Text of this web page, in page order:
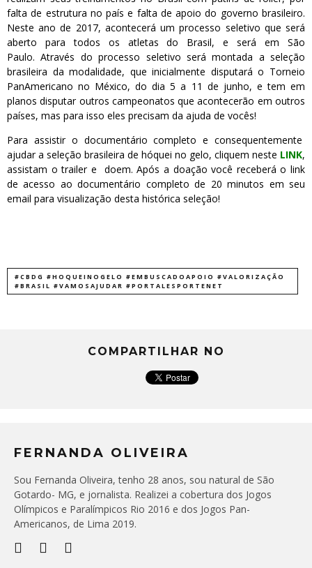
falta de estrutura no país e falta de apoio do governo brasileiro.
Neste ano de 2017, acontecerá um processo seletivo que será
aberto para todos os atletas do Brasil, e será em São
Paulo. Através do processo seletivo será montada a seleção
brasileira da modalidade, que inicialmente disputará o Torneio
PanAmericano no México, do dia 5 a 11 de junho, e tem em
planos disputar outros campeonatos que acontecerão em outros
países, mas para isso eles precisam da ajuda de vocês!
Para assistir o documentário completo e consequentemente
ajudar a seleção brasileira de hóquei no gelo, cliquem neste LINK,
assistam o trailer e doem. Após a doação você receberá o link
de acesso ao documentário completo de 20 minutos em seu
email para visualização desta histórica seleção!
#CBDG #HOQUEINOGELO #EMBUSCADOAPOIO #VALORIZAÇÃO
#BRASIL #VAMOSAJUDAR #PORTALESPORTENET
COMPARTILHAR NO
FERNANDA OLIVEIRA
Sou Fernanda Oliveira, tenho 28 anos, sou natural de São
Gotardo- MG, e jornalista. Realizei a cobertura dos Jogos
Olímpicos e Paralímpicos Rio 2016 e dos Jogos Pan-
Americanos, de Lima 2019.